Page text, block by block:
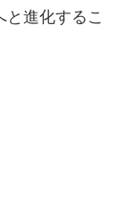
進化するこ